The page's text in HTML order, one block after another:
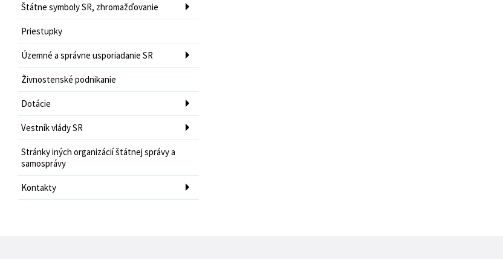
Štátne symboly SR, zhromažďovanie
Priestupky
Územné a správne usporiadanie SR
Živnostenské podnikanie
Dotácie
Vestník vlády SR
Stránky iných organizácií štátnej správy a
samosprávy
Kontakty